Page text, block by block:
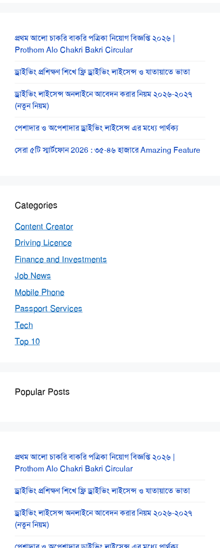
প্রথম আলো চাকরি বাকরি পত্রিকা নিয়োগ বিজ্ঞপ্তি ২০২৬ |
Prothom Alo Chakri Bakri Circular
ড্রাইভিং প্রশিক্ষণ শিখে ফ্রি ড্রাইভিং লাইসেন্স ও যাতায়াতে ভাতা
ড্রাইভিং লাইসেন্স অনলাইনে আবেদন করার নিয়ম ২০২৬-২০২৭
(নতুন নিয়ম)
পেশাদার ও অপেশাদার ড্রাইভিং লাইসেন্স এর মধ্যে পার্থক্য
সেরা ৫টি স্মার্টফোন 2026 : ৩৫-৪৬ হাজারে Amazing Feature
Categories
Content Creator
Driving Licence
Finance and Investments
Job News
Mobile Phone
Passport Services
Tech
Top 10
Popular Posts
প্রথম আলো চাকরি বাকরি পত্রিকা নিয়োগ বিজ্ঞপ্তি ২০২৬ |
Prothom Alo Chakri Bakri Circular
ড্রাইভিং প্রশিক্ষণ শিখে ফ্রি ড্রাইভিং লাইসেন্স ও যাতায়াতে ভাতা
ড্রাইভিং লাইসেন্স অনলাইনে আবেদন করার নিয়ম ২০২৬-২০২৭
(নতুন নিয়ম)